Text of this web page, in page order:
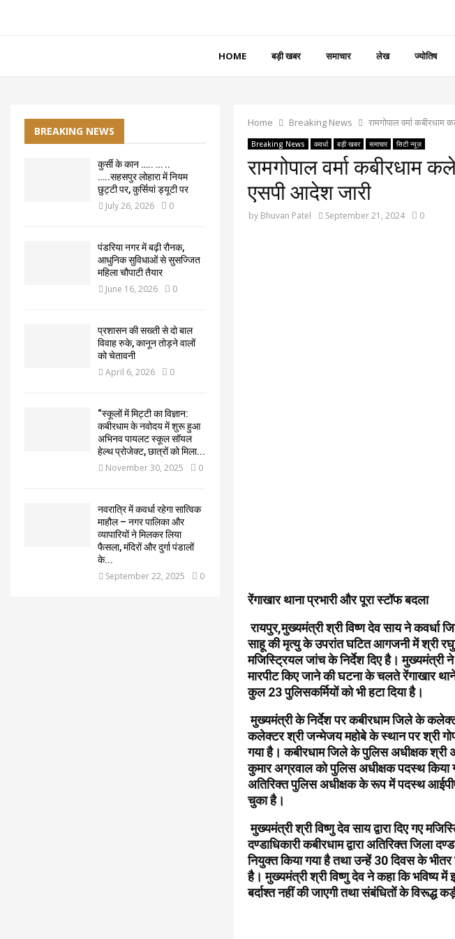
HOME बड़ी खबर समाचार लेख ज्योतिष
Home Breaking News रामगोपाल वर्मा
Breaking News कवर्धा बड़ी खबर समाचार सिटी न्यूज़
रामगोपाल वर्मा कबीरधाम
एसपी आदेश जारी
by Bhuvan Patel September 21, 2024 0
रेंगाखार थाना प्रभारी और पूरा स्टॉफ बदला
रायपुर,मुख्यमंत्री श्री विष्ण देव साय ने कवर्धा
साहू की मृत्यु के उपरांत घटित आगजनी में श्री
मजिस्ट्रियल जांच के निर्देश दिए है। मुख्यमंत्री ने
मारपीट किए जाने की घटना के चलते रेंगाखार
कुल 23 पुलिसकर्मियों को भी हटा दिया है।
मुख्यमंत्री के निर्देश पर कबीरधाम जिले के
कलेक्टर श्री जन्मेजय महोबे के स्थान पर श्री
गया है। कबीरधाम जिले के पुलिस अधीक्षक
कुमार अग्रवाल को पुलिस अधीक्षक पदस्थ
अतिरिक्त पुलिस अधीक्षक के रूप में पदस्थ
चुका है।
मुख्यमंत्री श्री विष्णु देव साय द्वारा दिए गए
दण्डाधिकारी कबीरधाम द्वारा अतिरिक्त जिला
नियुक्त किया गया है तथा उन्हें 30 दिवस के भीतर
है। मुख्यमंत्री श्री विष्णु देव ने कहा कि भविष्य में
बर्दाश्त नहीं की जाएगी तथा संबंधितों के विरूद्ध
BREAKING NEWS
कुर्सी के कान ….. … ..
…..सहसपुर लोहारा में नियम
छुट्टी पर, कुर्सियां ड्यूटी पर
July 26, 2026 0
पंडरिया नगर में बढ़ी रौनक,
आधुनिक सुविधाओं से सुसज्जित
महिला चौपाटी तैयार
June 16, 2026 0
प्रशासन की सख्ती से दो बाल
विवाह रुके, कानून तोड़ने वालों
को चेतावनी
April 6, 2026 0
“स्कूलों में मिट्टी का विज्ञान:
कबीरधाम के नवोदय में शुरू हुआ
अभिनव पायलट स्कूल सॉयल
हेल्थ प्रोजेक्ट, छात्रों को मिला...
November 30, 2025 0
नवरात्रि में कवर्धा रहेगा सात्विक
माहौल – नगर पालिका और
व्यापारियों ने मिलकर लिया
फैसला, मंदिरों और दुर्गा पंडालों
के...
September 22, 2025 0